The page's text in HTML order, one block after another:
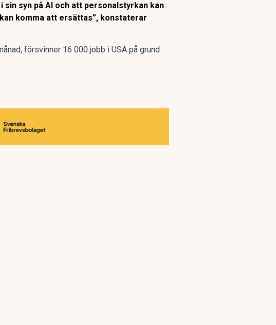
syn på AI och att personalstyrkan kan
komma att ersättas”, konstaterar
försvinner 16 000 jobb i USA på grund